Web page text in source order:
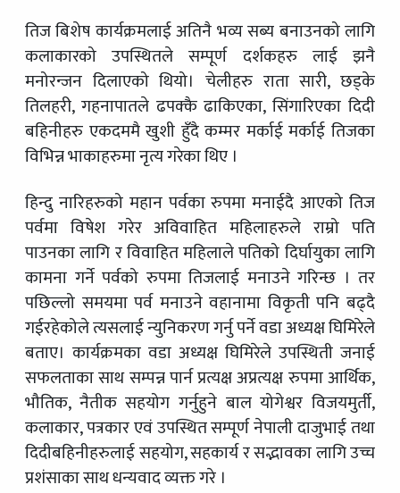
तिज बिशेष कार्यक्रमलाई अतिनै भव्य सब्य बनाउनको लागि
कलाकारको उपस्थितले सम्पूर्ण दर्शकहरु लाई झनै
मनोरन्जन दिलाएको थियो। चेलीहरु राता सारी, छड्के
तिलहरी, गहनापातले ढपक्कै ढाकिएका, सिंगारिएका दिदी
बहिनीहरु एकदममै खुशी हुँदै कम्मर मर्काई मर्काई तिजका
विभिन्न भाकाहरुमा नृत्य गरेका थिए ।
हिन्दु नारिहरुको महान पर्वका रुपमा मनाईदै आएको तिज
पर्वमा विषेश गरेर अविवाहित महिलाहरुले राम्रो पति
पाउनका लागि र विवाहित महिलाले पतिको दिर्घायुका लागि
कामना गर्ने पर्वको रुपमा तिजलाई मनाउने गरिन्छ । तर
पछिल्लो समयमा पर्व मनाउने वहानामा विकृती पनि बढ्दै
गईरहेकोले त्यसलाई न्युनिकरण गर्नु पर्ने वडा अध्यक्ष घिमिरेले
बताए। कार्यक्रमका वडा अध्यक्ष घिमिरेले उपस्थिती जनाई
सफलताका साथ सम्पन्न पार्न प्रत्यक्ष अप्रत्यक्ष रुपमा आर्थिक,
भौतिक, नैतीक सहयोग गर्नुहुने बाल योगेश्वर विजयमुर्ती,
कलाकार, पत्रकार एवं उपस्थित सम्पूर्ण नेपाली दाजुभाई तथा
दिदीबहिनीहरुलाई सहयोग, सहकार्य र सद्भावका लागि उच्च
प्रशंसाका साथ धन्यवाद व्यक्त गरे ।